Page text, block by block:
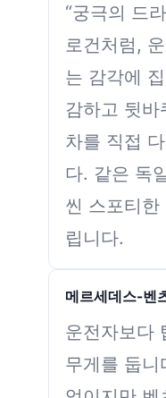
“궁극의 드
로건처럼,
는 감각에
감하고 뒷바
차를 직접
다. 같은 독
씬 스포티
립니다.
메르세데스-벤
운전자보다
무게를 둡니